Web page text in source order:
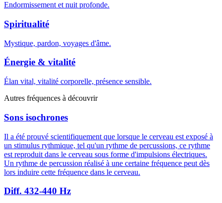
Endormissement et nuit profonde.
Spiritualité
Mystique, pardon, voyages d'âme.
Énergie & vitalité
Élan vital, vitalité corporelle, présence sensible.
Autres fréquences à découvrir
Sons isochrones
Il a été prouvé scientifiquement que lorsque le cerveau est exposé à
un stimulus rythmique, tel qu'un rythme de percussions, ce rythme
est reproduit dans le cerveau sous forme d'impulsions électriques.
Un rythme de percussion réalisé à une certaine fréquence peut dès
lors induire cette fréquence dans le cerveau.
Diff. 432-440 Hz